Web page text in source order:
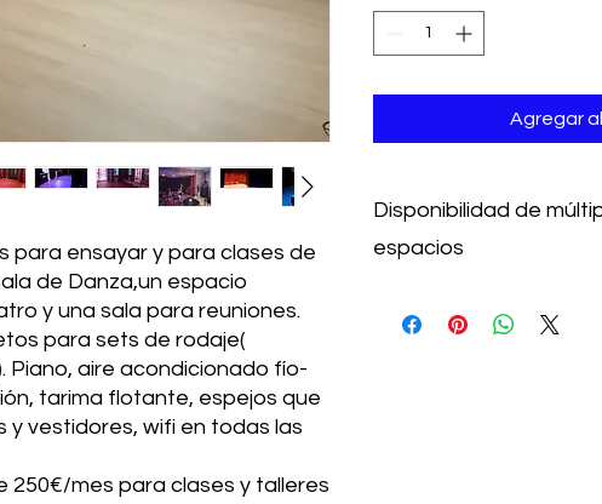
para ensayar y para clases de
de Danza,un espacio
y una sala para reuniones.
para sets de rodaje(
Piano, aire acondicionado fío-
tarima flotante, espejos que
y vestidores, wifi en todas las
250€/mes para clases y talleres
Agregar
Disponibilidad de
espacios
especia sets de rodajes.